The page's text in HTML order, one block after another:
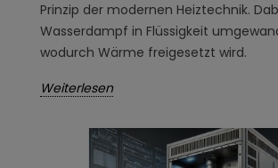
Prinzip der modernen Heiztechnik.
Wasserdampf in Flüssigkeit
wodurch Wärme freigesetzt wird.
Weiterlesen